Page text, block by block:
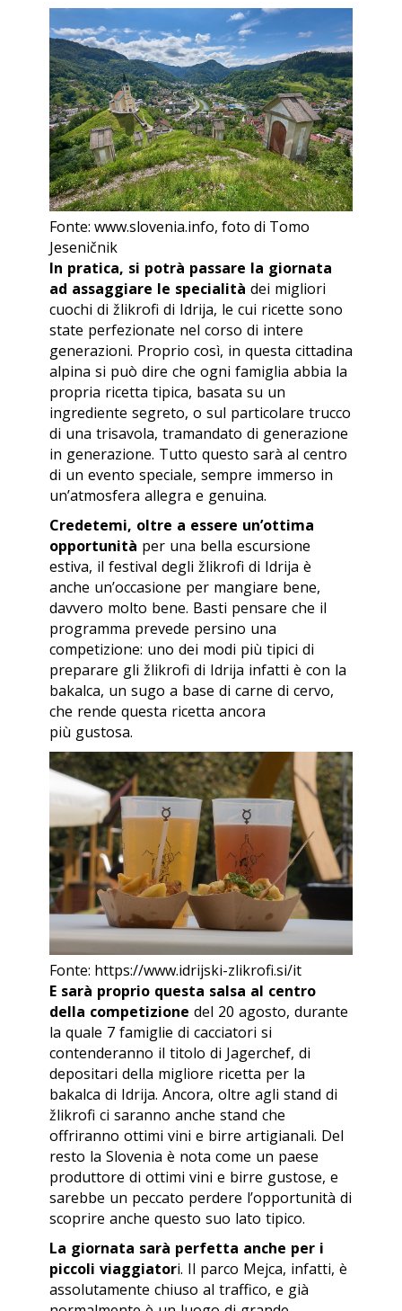
Fonte: www.slovenia.info, foto di Tomo
Jeseničnik
In pratica, si potrà passare la giornata
ad assaggiare le specialità dei migliori
cuochi di žlikrofi di Idrija, le cui ricette sono
state perfezionate nel corso di intere
generazioni. Proprio così, in questa cittadina
alpina si può dire che ogni famiglia abbia la
propria ricetta tipica, basata su un
ingrediente segreto, o sul particolare trucco
di una trisavola, tramandato di generazione
in generazione. Tutto questo sarà al centro
di un evento speciale, sempre immerso in
un’atmosfera allegra e genuina.
Credetemi, oltre a essere un’ottima
opportunità per una bella escursione
estiva, il festival degli žlikrofi di Idrija è
anche un’occasione per mangiare bene,
davvero molto bene. Basti pensare che il
programma prevede persino una
competizione: uno dei modi più tipici di
preparare gli žlikrofi di Idrija infatti è con la
bakalca, un sugo a base di carne di cervo,
che rende questa ricetta ancora
più gustosa.
Fonte: https://www.idrijski-zlikrofi.si/it
E sarà proprio questa salsa al centro
della competizione del 20 agosto, durante
la quale 7 famiglie di cacciatori si
contenderanno il titolo di Jagerchef, di
depositari della migliore ricetta per la
bakalca di Idrija. Ancora, oltre agli stand di
žlikrofi ci saranno anche stand che
offriranno ottimi vini e birre artigianali. Del
resto la Slovenia è nota come un paese
produttore di ottimi vini e birre gustose, e
sarebbe un peccato perdere l’opportunità di
scoprire anche questo suo lato tipico.
La giornata sarà perfetta anche per i
piccoli viaggiatori. Il parco Mejca, infatti, è
assolutamente chiuso al traffico, e già